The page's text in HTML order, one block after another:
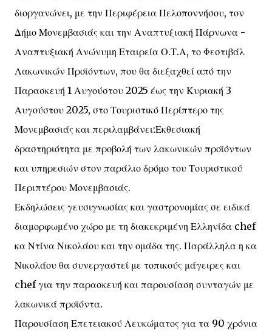
διοργανώνει, με την Περιφέρεια Πελοποννήσου, τον
Δήμο Μονεμβασιάς και την Αναπτυξιακή Πάρνωνα -
Αναπτυξιακή Ανώνυμη Εταιρεία Ο.Τ.Α, το Φεστιβάλ
Λακωνικών Προϊόντων, που θα διεξαχθεί από την
Παρασκευή 1 Αυγούστου 2025 έως την Κυριακή 3
Αυγούστου 2025, στο Τουριστικό Περίπτερο της
Μονεμβασιάς και περιλαμβάνει:Εκθεσιακή
δραστηριότητα με προβολή των λακωνικών προϊόντων
και υπηρεσιών στον παράλιο δρόμο του Τουριστικού
Περιπτέρου Μονεμβασιάς.
Εκδηλώσεις γευσιγνωσίας και γαστρονομίας σε ειδικά
διαμορφωμένο χώρο με τη διακεκριμένη Ελληνίδα chef
κα Ντίνα Νικολάου και την ομάδα της. Παράλληλα η κα
Νικολάου θα συνεργαστεί με τοπικούς μάγειρες και
chef για την παρασκευή και παρουσίαση συνταγών με
λακωνικά προϊόντα.
Παρουσίαση Επετειακού Λευκώματος για τα 90 χρόνια